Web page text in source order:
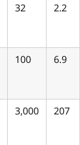
32 2.2
100 6.9
3,000 207